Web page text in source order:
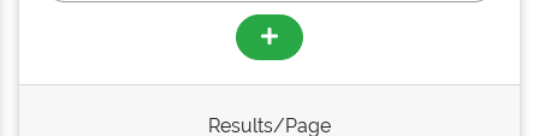
Results/Page